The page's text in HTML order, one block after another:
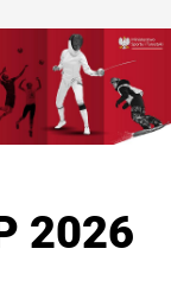
2026